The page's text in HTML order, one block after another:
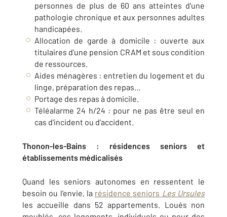
personnes de plus de 60 ans atteintes d'une
pathologie chronique et aux personnes adultes
handicapées.
Allocation de garde à domicile : ouverte aux
titulaires d'une pension CRAM et sous condition
de ressources.
Aides ménagères : entretien du logement et du
linge, préparation des repas…
Portage des repas à domicile.
Téléalarme 24 h/24 : pour ne pas être seul en
cas d'incident ou d'accident.
Thonon-les-Bains : résidences seniors et
établissements médicalisés
Quand les seniors autonomes en ressentent le
besoin ou l’envie, la résidence seniors Les Ursules
les accueille dans 52 appartements. Loués non